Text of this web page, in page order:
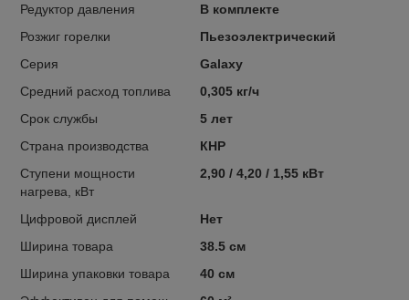
Редуктор давления
В комплекте
Розжиг горелки
Пьезоэлектрический
Серия
Galaxy
Средний расход топлива
0,305 кг/ч
Срок службы
5 лет
Страна производства
КНР
Ступени мощности
нагрева, кВт
2,90 / 4,20 / 1,55 кВт
Цифровой дисплей
Нет
Ширина товара
38.5 см
Ширина упаковки товара
40 см